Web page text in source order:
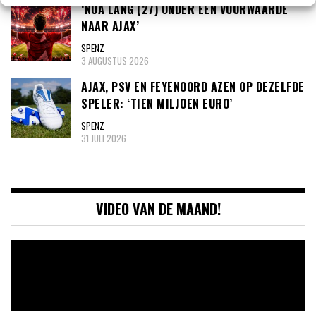
‘NOA LANG (27) ONDER ÉÉN VOORWAARDE
NAAR AJAX’
SPENZ
3 AUGUSTUS 2026
AJAX, PSV EN FEYENOORD AZEN OP DEZELFDE
SPELER: ‘TIEN MILJOEN EURO’
SPENZ
31 JULI 2026
VIDEO VAN DE MAAND!